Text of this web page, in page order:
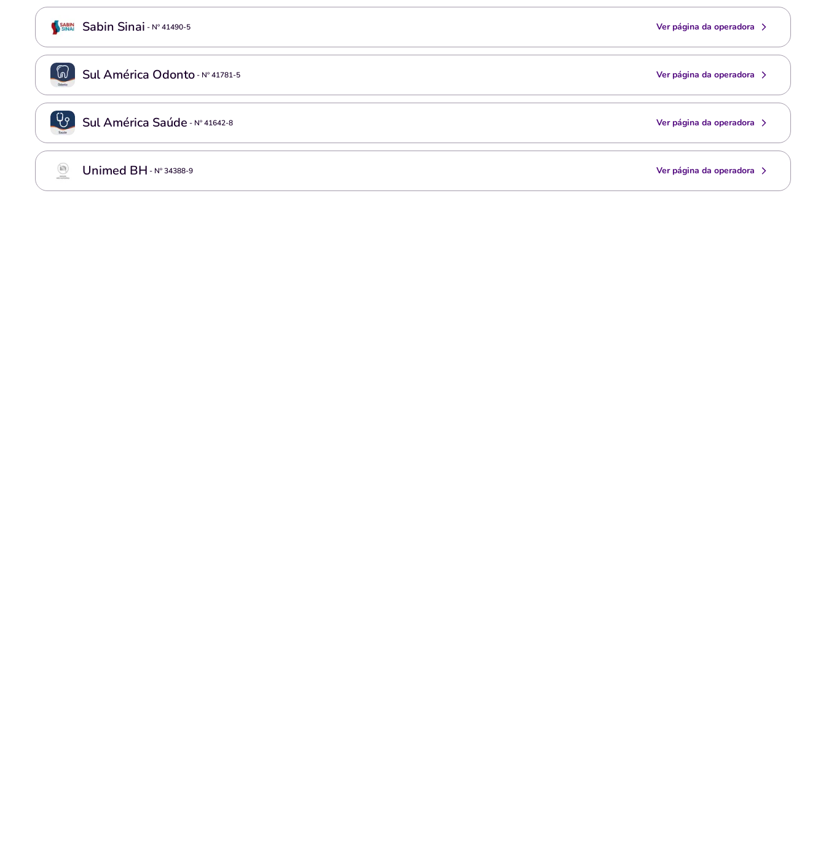
Sabin Sinai - Nº41490-5 Ver página da operadora
Sul América Odonto- Nº41781-5 Ver página da operadora
Sul América Saúde - Nº41642-8 Ver página da operadora
Unimed BH - Nº34388-9 Ver página da operadora